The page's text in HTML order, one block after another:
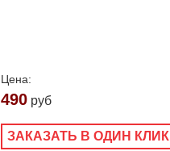
Цена:
490 руб
ЗАКАЗАТЬ В ОДИН КЛИК